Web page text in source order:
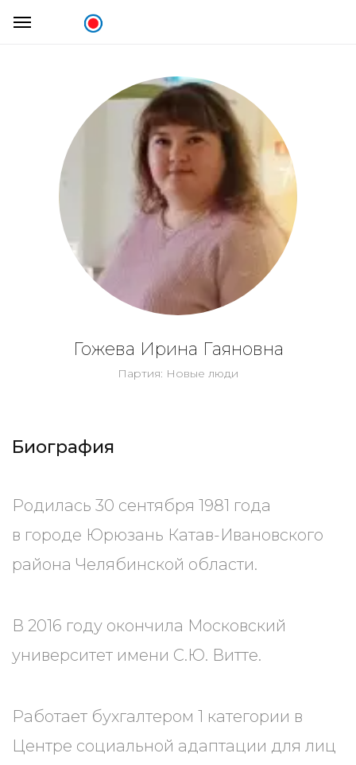
Гожева Ирина Гаяновна
Партия: Новые люди
Биография
Родилась 30 сентября 1981 года
в городе Юрюзань Катав-Ивановского
района Челябинской области.
В 2016 году окончила Московский
университет имени С.Ю. Витте.
Работает бухгалтером 1 категории в
Центре социальной адаптации для лиц